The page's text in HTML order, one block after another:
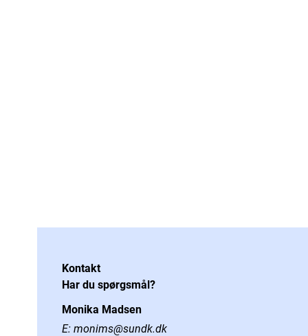
Kontakt
Har du spørgsmål?
Monika Madsen
E: monims@sundk.dk